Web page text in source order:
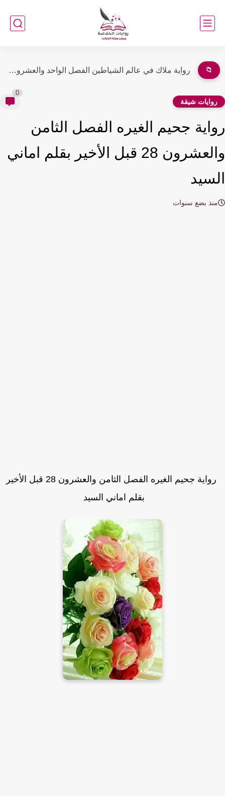
📁 رواية خديجه الفصل السادس عشر والسابع عشر 16و17 بقلم جهاد...
شيقة
جحيم الغيره الفصل الثامن
والعشرون 28 قبل الأخير بقلم اماني
بضع سنوات
رواية جحيم الغيره الفصل الثامن والعشرون 28 قبل الأخير
بقلم اماني السيد